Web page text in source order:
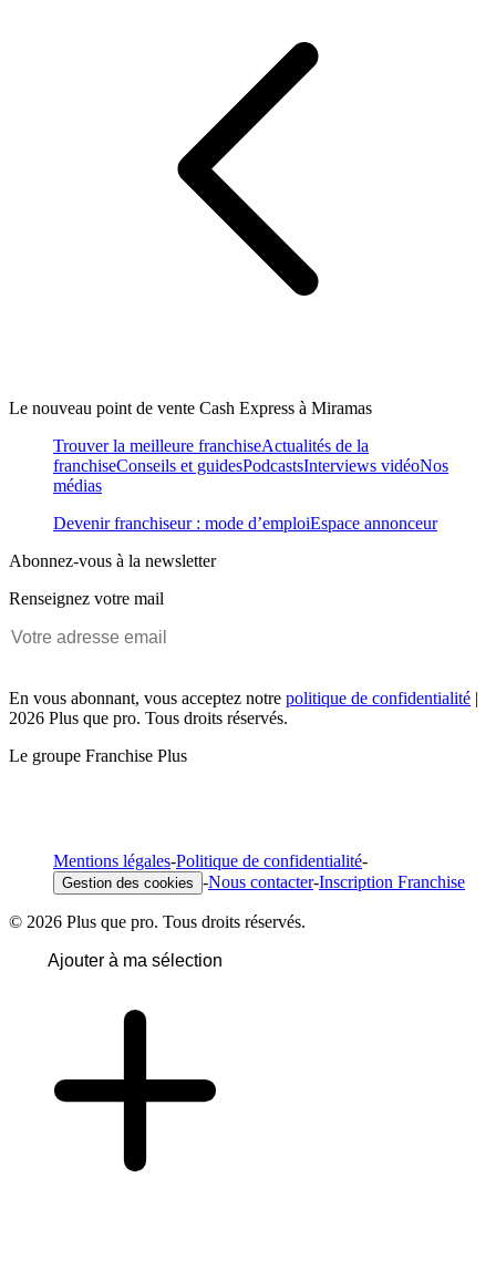
Le nouveau point de vente Cash Express à Miramas
Trouver la meilleure franchiseActualités de la
franchiseConseils et guidesPodcastsInterviews vidéoNos
médias
Devenir franchiseur : mode d’emploiEspace annonceur
Abonnez-vous à la newsletter
Renseignez votre mail
En vous abonnant, vous acceptez notre politique de confidentialité |
2026 Plus que pro. Tous droits réservés.
Le groupe Franchise Plus
Mentions légales-Politique de confidentialité-
Gestion des cookies -Nous contacter-Inscription Franchise
© 2026 Plus que pro. Tous droits réservés.
Ajouter à ma sélection